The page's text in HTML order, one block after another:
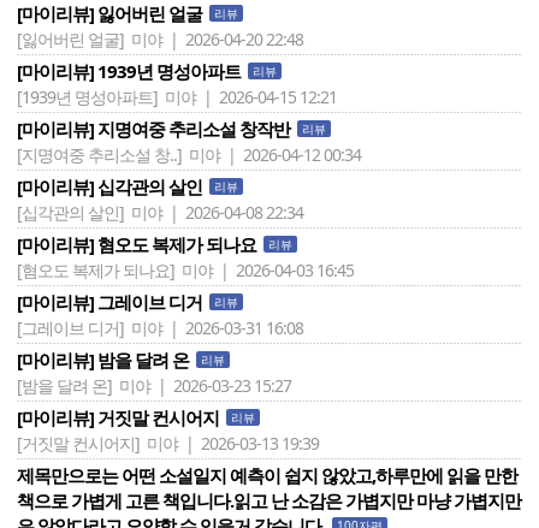
[마이리뷰] 잃어버린 얼굴 리뷰
[잃어버린 얼굴] 미야 | 2026-04-20 22:48
[마이리뷰] 1939년 명성아파트 리뷰
[1939년 명성아파트] 미야 | 2026-04-15 12:21
[마이리뷰] 지명여중 추리소설 창작반 리뷰
[지명여중 추리소설 창..] 미야 | 2026-04-12 00:34
[마이리뷰] 십각관의 살인 리뷰
[십각관의 살인] 미야 | 2026-04-08 22:34
[마이리뷰] 혐오도 복제가 되나요 리뷰
[혐오도 복제가 되나요] 미야 | 2026-04-03 16:45
[마이리뷰] 그레이브 디거 리뷰
[그레이브 디거] 미야 | 2026-03-31 16:08
[마이리뷰] 밤을 달려 온 리뷰
[밤을 달려 온] 미야 | 2026-03-23 15:27
[마이리뷰] 거짓말 컨시어지 리뷰
[거짓말 컨시어지] 미야 | 2026-03-13 19:39
제목만으로는 어떤 소설일지 예측이 쉽지 않았고,하루만에 읽을 만한
책으로 가볍게 고른 책입니다.읽고 난 소감은 가볍지만 마냥 가볍지만